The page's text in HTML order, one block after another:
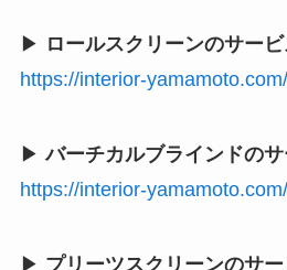
▶ ロールスクリーンのサー
https://interior-
▶バーチカルブラインドの
https://interior-
▶ プリーツスクリーンのサ